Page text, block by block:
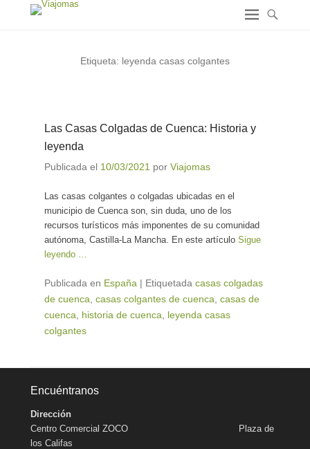
Etiqueta: leyenda casas colgantes
Las Casas Colgadas de Cuenca: Historia y
leyenda
Publicada el 10/03/2021 por Viajomas
Las casas colgantes o colgadas ubicadas en el
municipio de Cuenca son, sin duda, uno de los
recursos turísticos más imponentes de su comunidad
autónoma, Castilla-La Mancha. En este artículo Sigue
leyendo …
Publicada en España | Etiquetada casas colgadas
de cuenca casas colgantes de cuenca casas de
cuenca
historia de cuenca
leyenda casas
colgantes
Encuéntranos
Dirección
Centro Comercial ZOCO Plaza de
los Califas